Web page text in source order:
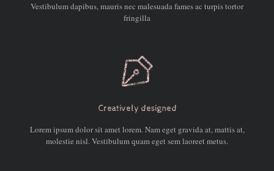
Vestibulum dapibus, mauris nec malesuada fames ac turpis tortor
fringilla
Creatively designed
Lorem ipsum dolor sit amet lorem. Nam eget gravida at, mattis at,
molestie nisl. Vestibulum quam eget sem laoreet metus.